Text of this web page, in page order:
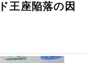
王座陥落の因